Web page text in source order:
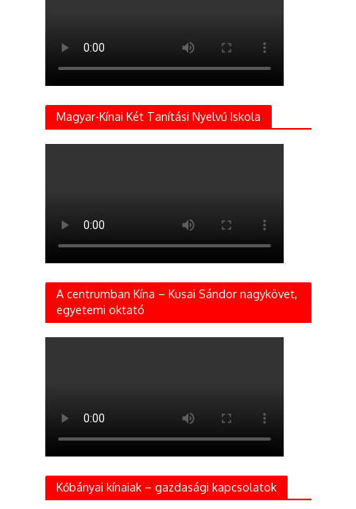
Magyar-Kínai Két Tanítási Nyelvű Iskola
A centrumban Kína – Kusai Sándor nagykövet,
egyetemi oktató
Kőbányai kínaiak – gazdasági kapcsolatok